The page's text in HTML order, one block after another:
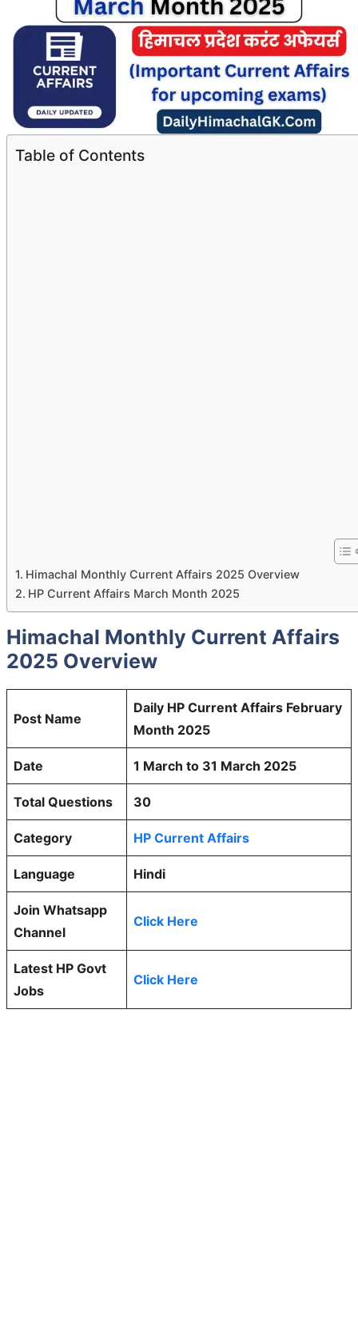
Table of Contents
Himachal Monthly Current Affairs 2025 Overview
HP Current Affairs March Month 2025
Himachal Monthly Current Affairs
2025 Overview
Post Name
Daily HP Current Affairs February
Month 2025
Date 1 March to 31 March 2025
Total Questions 30
Category HP Current Affairs
Language Hindi
Join Whatsapp
Channel
Click Here
Latest HP Govt
Jobs
Click Here